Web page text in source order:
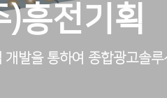
)흥전기획
개발을 통하여 종합광고솔